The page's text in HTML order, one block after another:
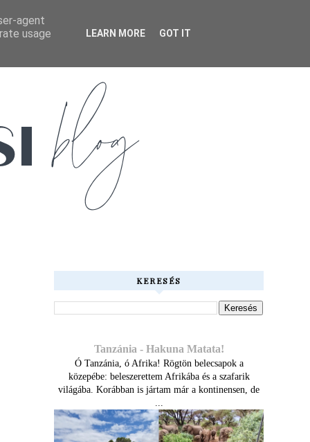
KERESÉS
Tanzánia - Hakuna Matata!
Ó Tanzánia, ó Afrika! Rögtön belecsapok a
közepébe: beleszerettem Afrikába és a szafarik
világába. Korábban is jártam már a kontinensen, de
...
agent
usage
LEARN MORE GOT IT